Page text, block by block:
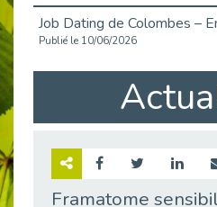
Publié le 10/06/2026
Publié le 09/06/2026
Framatome